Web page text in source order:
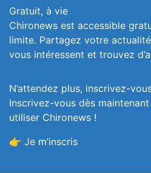
Gratuit, à vie
Chironews est accessible
limite. Partagez votre
vous intéressent et trouvez
N’attendez plus, inscrivez-
Inscrivez-vous dès
utiliser Chironews !
👉 Je m’inscris